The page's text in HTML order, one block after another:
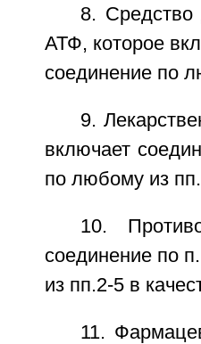
8. Средство
АТФ, которое
соединение по
9.
включает
по любому из
10.
соединение по
из пп.2-5 в
11.